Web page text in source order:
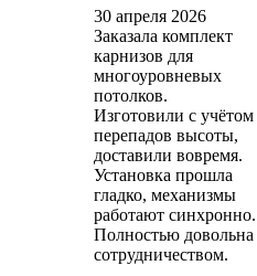
30 апреля 2026
Заказала комплект
карнизов для
многоуровневых
потолков.
Изготовили с учётом
перепадов высоты,
доставили вовремя.
Установка прошла
гладко, механизмы
работают синхронно.
Полностью довольна
сотрудничеством.